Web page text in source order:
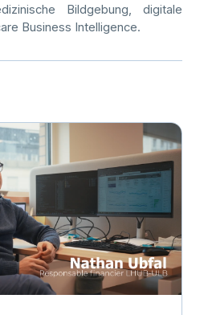
Bildgebung, digitale
Business Intelligence.